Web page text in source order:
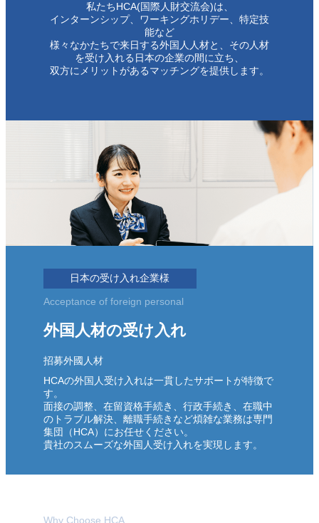
私たちHCA(国際人財交流会)は、
インターンシップ、ワーキングホリデー、特定技
能など
様々なかたちで来日する外国人人材と、その人材
を受け入れる日本の企業の間に立ち、
双方にメリットがあるマッチングを提供します。
日本の受け入れ企業様
Acceptance of foreign personal
外国人材の受け入れ
招募外國人材
HCAの外国人受け入れは一貫したサポートが特徴で
す。
面接の調整、在留資格手続き、行政手続き、在職中
のトラブル解決、離職手続きなど煩雑な業務は専門
集団（HCA）にお任せください。
貴社のスムーズな外国人受け入れを実現します。
Why Choose HCA